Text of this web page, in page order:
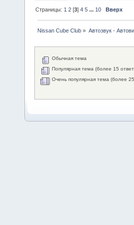
Страницы: 1 2 [3]4 5 ... 10 Вверх
Nissan Cube Club » Автозвук -
Обычная тема
Популярная тема (более 15
Очень популярная тема (более